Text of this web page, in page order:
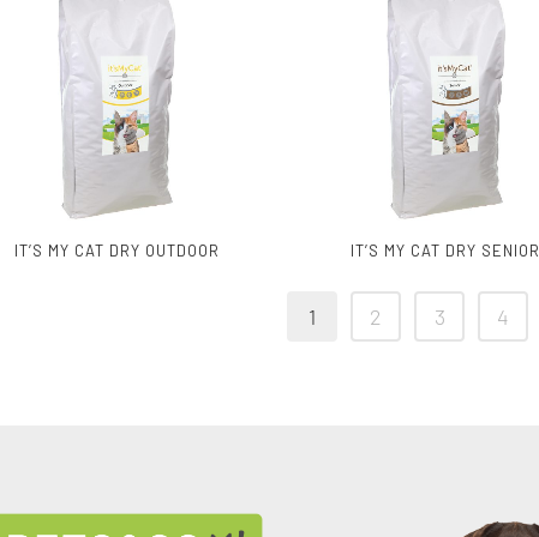
IT’S MY CAT DRY OUTDOOR IT’S MY CAT DRY SENIOR
1 2 3 4